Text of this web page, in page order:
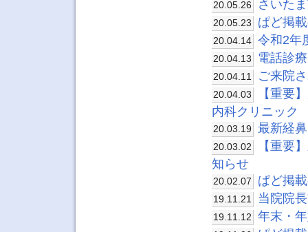
20.05.26 さいた
20.05.23 ぱど掲
20.04.14 令和2年
20.04.13 電話診
20.04.11 ご来院
20.04.03
【重要
内科クリニック
20.03.19 最新経
20.03.02
【重要
知らせ
20.02.07 ぱど掲
19.11.21 当院院
19.11.12 年末・